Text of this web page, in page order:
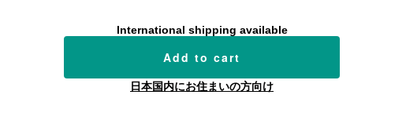
International shipping available
Add to cart
日本国内にお住まいの方向け